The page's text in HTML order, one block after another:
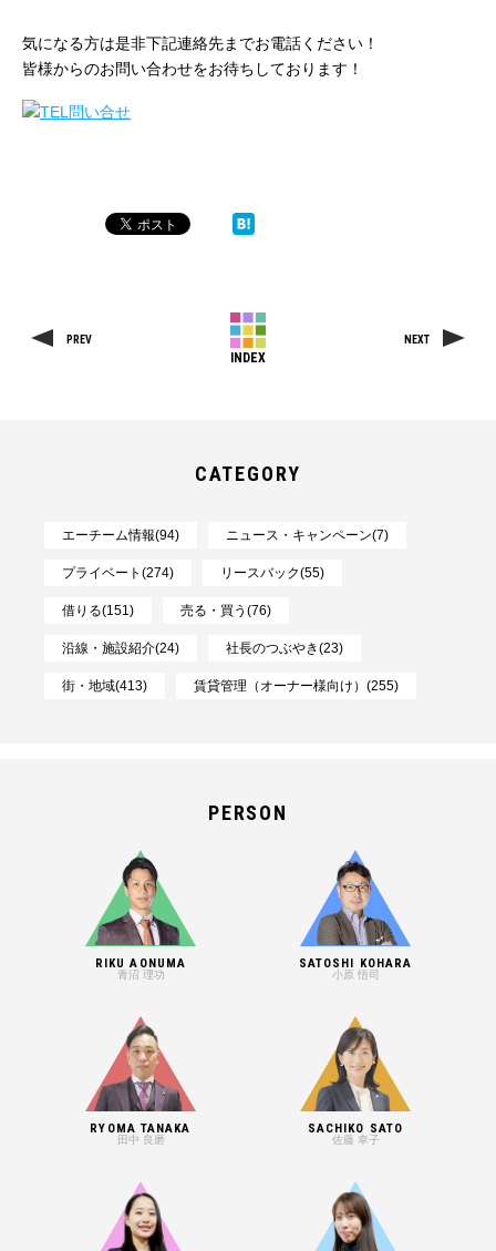
気になる方は是非下記連絡先までお電話ください！
皆様からのお問い合わせをお待ちしております！
PREV
INDEX
NEXT
CATEGORY
エーチーム情報(94) ニュース・キャンペーン(7)
プライベート(274) リースバック(55)
借りる(151) 売る・買う(76)
沿線・施設紹介(24) 社長のつぶやき(23)
街・地域(413) 賃貸管理（オーナー様向け）(255)
PERSON
RIKU AONUMA
青沼 理功
SATOSHI KOHARA
小原 悟司
RYOMA TANAKA
田中 良磨
SACHIKO SATO
佐藤 幸子